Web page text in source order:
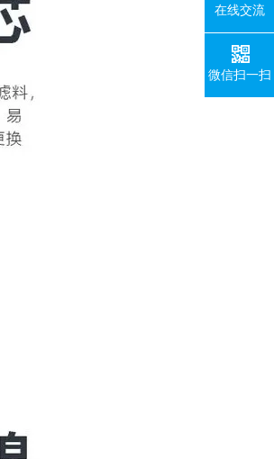
在线交流
微信扫一扫